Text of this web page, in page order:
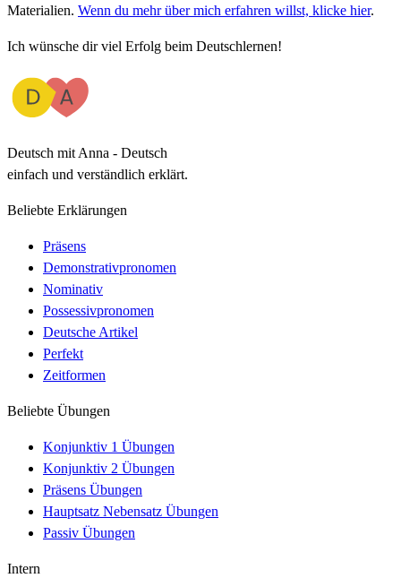
Materialien. Wenn du mehr über mich erfahren willst, klicke hier.
Ich wünsche dir viel Erfolg beim Deutschlernen!
Deutsch mit Anna - Deutsch
einfach und verständlich erklärt.
Beliebte Erklärungen
Präsens
Demonstrativpronomen
Nominativ
Possessivpronomen
Deutsche Artikel
Perfekt
Zeitformen
Beliebte Übungen
Konjunktiv 1 Übungen
Konjunktiv 2 Übungen
Präsens Übungen
Hauptsatz Nebensatz Übungen
Passiv Übungen
Intern